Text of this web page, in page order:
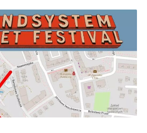
dane w tej przeglądarce podczas
komentarzy.